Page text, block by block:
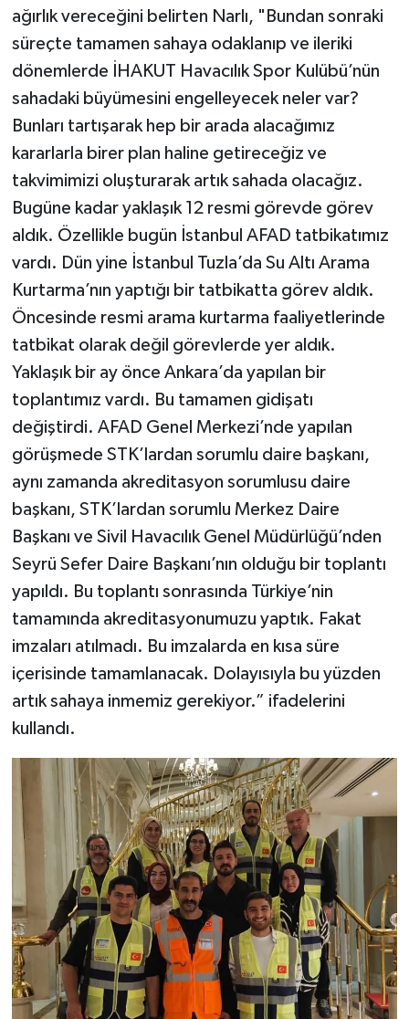
ağırlık vereceğini belirten Narlı, "Bundan sonraki
süreçte tamamen sahaya odaklanıp ve ileriki
dönemlerde İHAKUT Havacılık Spor Kulübü’nün
sahadaki büyümesini engelleyecek neler var?
Bunları tartışarak hep bir arada alacağımız
kararlarla birer plan haline getireceğiz ve
takvimimizi oluşturarak artık sahada olacağız.
Bugüne kadar yaklaşık 12 resmi görevde görev
aldık. Özellikle bugün İstanbul AFAD tatbikatımız
vardı. Dün yine İstanbul Tuzla’da Su Altı Arama
Kurtarma’nın yaptığı bir tatbikatta görev aldık.
Öncesinde resmi arama kurtarma faaliyetlerinde
tatbikat olarak değil görevlerde yer aldık.
Yaklaşık bir ay önce Ankara’da yapılan bir
toplantımız vardı. Bu tamamen gidişatı
değiştirdi. AFAD Genel Merkezi’nde yapılan
görüşmede STK’lardan sorumlu daire başkanı,
aynı zamanda akreditasyon sorumlusu daire
başkanı, STK’lardan sorumlu Merkez Daire
Başkanı ve Sivil Havacılık Genel Müdürlüğü’nden
Seyrü Sefer Daire Başkanı’nın olduğu bir toplantı
yapıldı. Bu toplantı sonrasında Türkiye’nin
tamamında akreditasyonumuzu yaptık. Fakat
imzaları atılmadı. Bu imzalarda en kısa süre
içerisinde tamamlanacak. Dolayısıyla bu yüzden
artık sahaya inmemiz gerekiyor.” ifadelerini
kullandı.